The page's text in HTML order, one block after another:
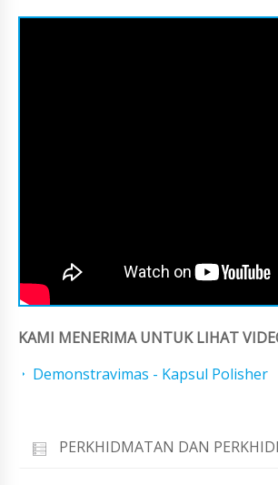
KAMI MENERIMA UNTUK LIHAT
Demonstravimas - Kapsul Polisher
PERKHIDMATAN DAN